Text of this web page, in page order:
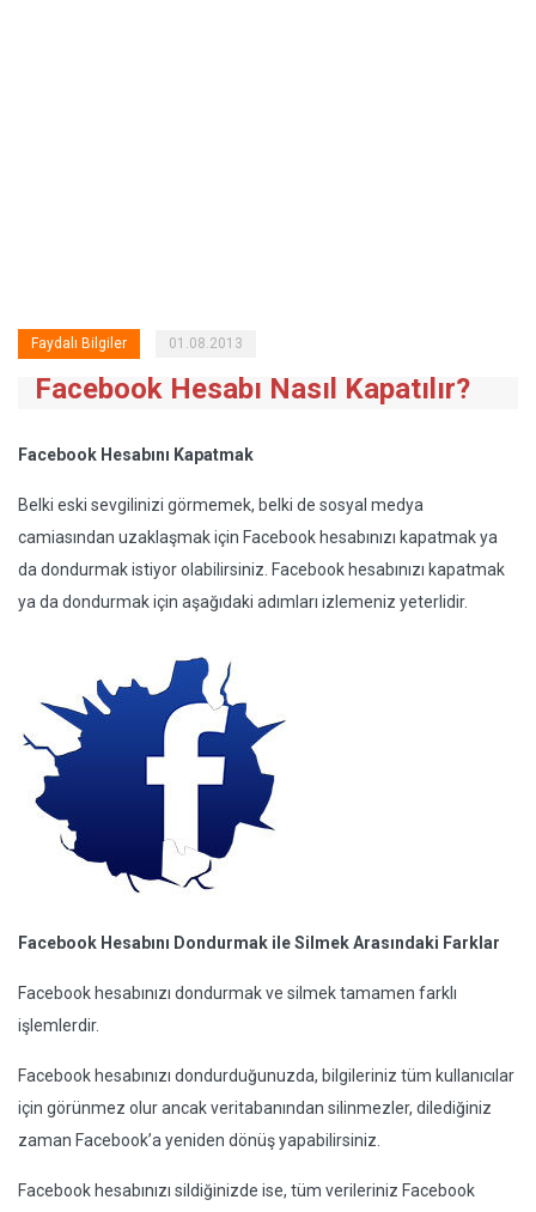
Faydalı Bilgiler 01.08.2013
Facebook Hesabı Nasıl Kapatılır?
Facebook Hesabını Kapatmak
Belki eski sevgilinizi görmemek, belki de sosyal medya
camiasından uzaklaşmak için Facebook hesabınızı kapatmak ya
da dondurmak istiyor olabilirsiniz. Facebook hesabınızı kapatmak
ya da dondurmak için aşağıdaki adımları izlemeniz yeterlidir.
Facebook Hesabını Dondurmak ile Silmek Arasındaki Farklar
Facebook hesabınızı dondurmak ve silmek tamamen farklı
işlemlerdir.
Facebook hesabınızı dondurduğunuzda, bilgileriniz tüm kullanıcılar
için görünmez olur ancak veritabanından silinmezler, dilediğiniz
zaman Facebook’a yeniden dönüş yapabilirsiniz.
Facebook hesabınızı sildiğinizde ise, tüm verileriniz Facebook